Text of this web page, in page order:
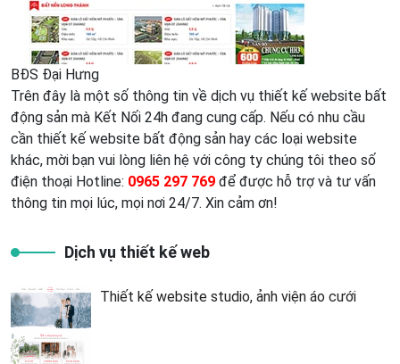
BĐS Đại Hưng
Trên đây là một số thông tin về dịch vụ thiết kế website bất
động sản mà Kết Nối 24h đang cung cấp. Nếu có nhu cầu
cần thiết kế website bất động sản hay các loại website
khác, mời bạn vui lòng liên hệ với công ty chúng tôi theo số
điện thoại Hotline: 0965 297 769 để được hỗ trợ và tư vấn
thông tin mọi lúc, mọi nơi 24/7. Xin cảm ơn!
Dịch vụ thiết kế web
Thiết kế website studio, ảnh viện áo cưới